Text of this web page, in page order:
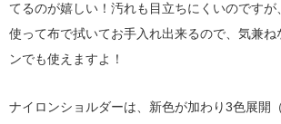
てるのが嬉しい！汚れも目立ちにくいのですが
使って布で拭いてお手入れ出来るので、気兼ね
ンでも使えますよ！
ナイロンショルダーは、新色が加わり3色展開